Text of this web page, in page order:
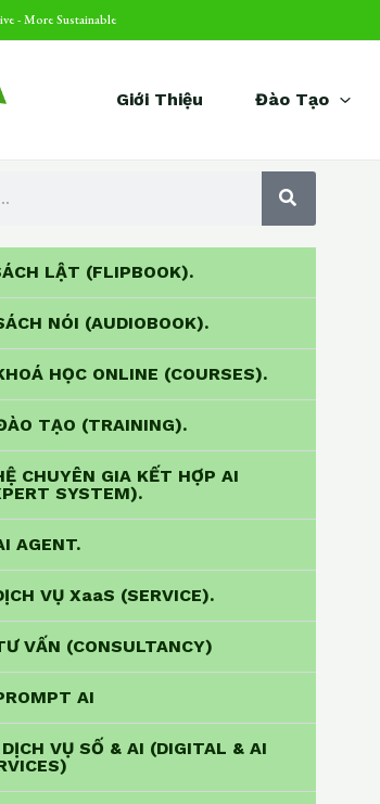
- More Sustainable
Giới Thiệu Đào Tạo
S
R
C
LẬT (FLIPBOOK).
NÓI (AUDIOBOOK).
HỌC ONLINE (COURSES).
TẠO (TRAINING).
CHUYÊN GIA KẾT HỢP AI
SYSTEM).
AGENT.
VỤ XaaS (SERVICE).
VẤN (CONSULTANCY)
AI
VỤ SỐ & AI (DIGITAL & AI